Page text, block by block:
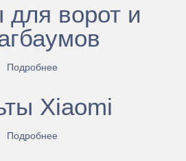
для ворот и
Подробнее
Xiaomi
Подробнее